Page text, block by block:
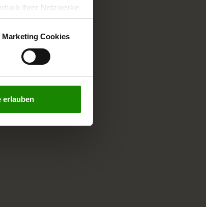
Ihrer Netzwerke
möchten.
“, wenn Sie mit
bitte unsere
Marketing Cookies
erlauben